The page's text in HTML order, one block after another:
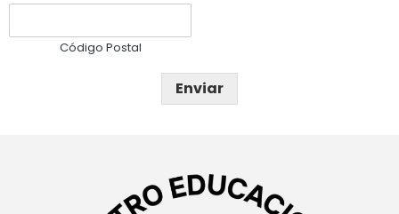
Código Postal
Enviar